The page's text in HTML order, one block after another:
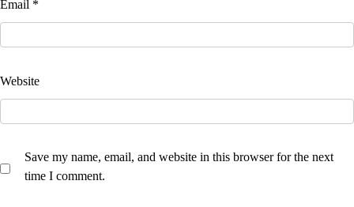
Email *
Website
Save my name, email, and website in this browser for the next
time I comment.